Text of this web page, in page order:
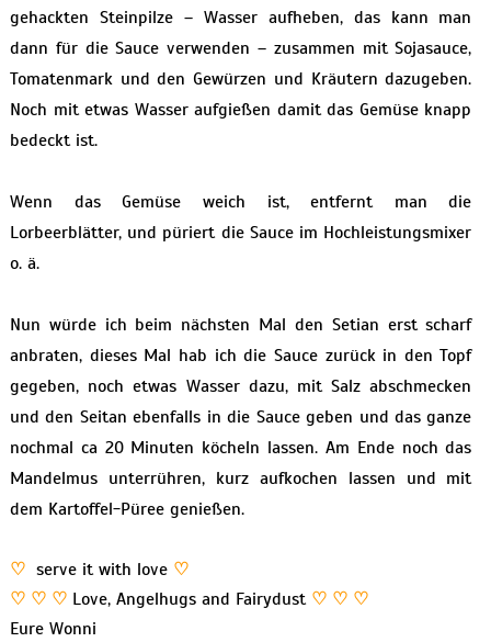
gehackten Steinpilze – Wasser aufheben, das kann man
dann für die Sauce verwenden – zusammen mit Sojasauce,
Tomatenmark und den Gewürzen und Kräutern dazugeben.
Noch mit etwas Wasser aufgießen damit das Gemüse knapp
bedeckt ist.
Wenn das Gemüse weich ist, entfernt man die
Lorbeerblätter, und püriert die Sauce im Hochleistungsmixer
o. ä.
Nun würde ich beim nächsten Mal den Setian erst scharf
anbraten, dieses Mal hab ich die Sauce zurück in den Topf
gegeben, noch etwas Wasser dazu, mit Salz abschmecken
und den Seitan ebenfalls in die Sauce geben und das ganze
nochmal ca 20 Minuten köcheln lassen. Am Ende noch das
Mandelmus unterrühren, kurz aufkochen lassen und mit
dem Kartoffel-Püree genießen.
♡ serve it with love ♡
♡ ♡ ♡ Love, Angelhugs and Fairydust ♡ ♡ ♡
Eure Wonni